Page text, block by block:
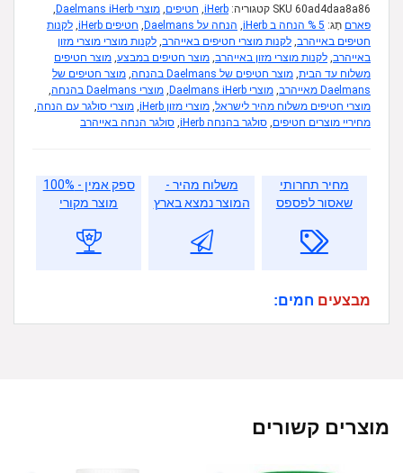
SKU 60ad4daa8a86 קטגוריה: iHerb
, חטיפים, מוצרי Daelmans iHerb
,
פארם תָג: 5 % הנחה ב iHerb , הנחה על Daelmans , חטיפים iHerb , לקנות
חטיפים באייהרב, לקנות מוצרי חטיפים באייהרב, לקנות מוצרי מוצרי מזון
באייהרב, לקנות מוצרי מזון באייהרב, מוצר חטיפים במבצע, מוצר חטיפים
משלוח עד הבית, מוצר חטיפים של Daelmans בהנחה , מוצר חטיפים של
Daelmans מאייהרב
, מוצרי Daelmans iHerb , מוצרי Daelmans בהנחה
,
מוצרי חטיפים משלוח מהיר לישראל, מוצרי מזון iHerb , מוצרי סולגר עם הנחה,
מחיריי מוצרים חטיפים, סולגר בהנחה iHerb , סולגר הנחה באייהרב
מחיר תחרותי
שאסור לפספס
משלוח מהיר -
המוצר נמצא בארץ
ספק אמין - 100%
מוצר מקורי
מבצעים חמים:
מוצרים קשורים